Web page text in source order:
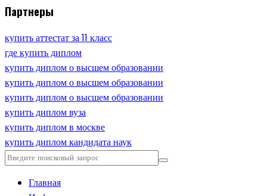
Партнеры
купить аттестат за 11 класс
где купить диплом
купить диплом о высшем образовании
купить диплом о высшем образовании
купить диплом о высшем образовании
купить диплом вуза
купить диплом в москве
купить диплом кандидата наук
Главная